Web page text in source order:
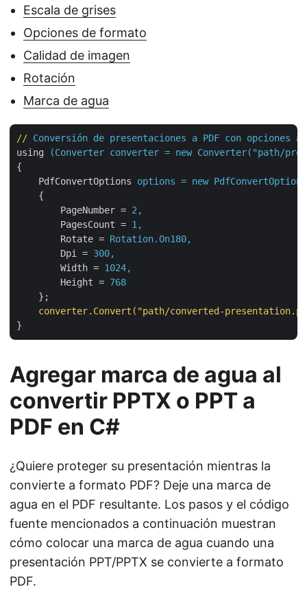
Escala de grises
Opciones de formato
Calidad de imagen
Rotación
Marca de agua
// Conversión de presentaciones a PDF con opciones
using
(Converter converter = new Converter("path/
{
PdfConvertOptions
options = new PdfConvertOptions
{
PageNumber = 2,
PagesCount = 1,
Rotate = Rotation.On180,
Dpi
= 300,
Width = 1024,
Height = 768
};
converter.Convert("path/converted-
}
Agregar marca de agua al
convertir PPTX o PPT a
PDF en C#
¿Quiere proteger su presentación mientras la
convierte a formato PDF? Deje una marca de
agua en el PDF resultante. Los pasos y el código
fuente mencionados a continuación muestran
cómo colocar una marca de agua cuando una
presentación PPT/PPTX se convierte a formato
PDF.